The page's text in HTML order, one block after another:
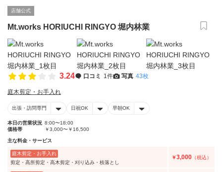
店舗公式
Mt.works HORIUCHI RINGYO 堀内林業
3.24 口コミ 1件 写真 43枚
庭木剪定・お手入れ
出張・訪問専門 日祝OK 早朝OK
本日の営業状況 8:00〜18:00
価格帯
￥3,000〜￥16,500
主な料金・サービス
庭木剪定・お手入れ
剪定・高所剪定・高木剪定・刈り込み・枝落とし
￥3,000 （税込）